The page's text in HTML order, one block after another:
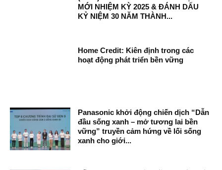
MỚI NHIỆM KỲ 2025 & ĐÁNH DẤU
KỶ NIỆM 30 NĂM THÀNH...
Home Credit: Kiên định trong các
hoạt động phát triển bền vững
Panasonic khởi động chiến dịch “Dẫn
đầu sống xanh – mở tương lai bền
vững” truyền cảm hứng về lối sống
xanh cho giới...